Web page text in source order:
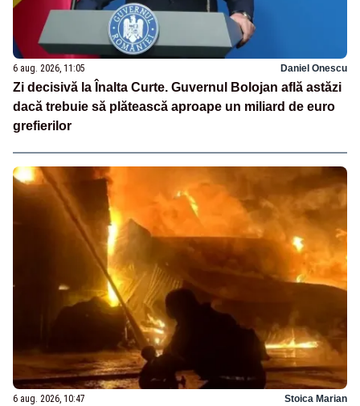
6 aug. 2026, 11:05 Daniel Onescu
Zi decisivă la Înalta Curte. Guvernul Bolojan află astăzi
dacă trebuie să plătească aproape un miliard de euro
grefierilor
6 aug. 2026, 10:47 Stoica Marian